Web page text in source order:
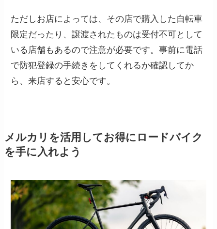
ただしお店によっては、その店で購入した自転車
限定だったり、譲渡されたものは受付不可として
いる店舗もあるので注意が必要です。事前に電話
で防犯登録の手続きをしてくれるか確認してか
ら、来店すると安心です。
メルカリを活用してお得にロードバイク
を手に入れよう